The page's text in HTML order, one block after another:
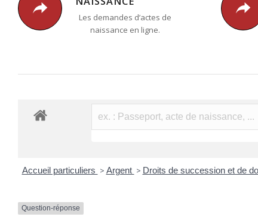
Les demandes d’actes de
naissance en ligne.
Accueil particuliers > Argent > Droits de succession et de
Question-réponse